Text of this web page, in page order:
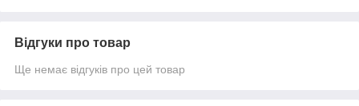
Відгуки про товар
Ще немає відгуків про цей товар